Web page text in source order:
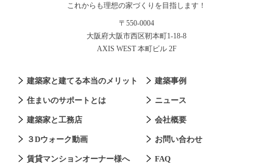
これからも理想の家づくりを目指します！
〒550-0004
大阪府大阪市西区靭本町1-18-8
AXIS WEST 本町ビル 2F
建築家と建てる本当のメリット 建築事例
住まいのサポートとは ニュース
建築家と工務店 会社概要
３Dウォーク動画 お問い合わせ
賃貸マンションオーナー様へ FAQ